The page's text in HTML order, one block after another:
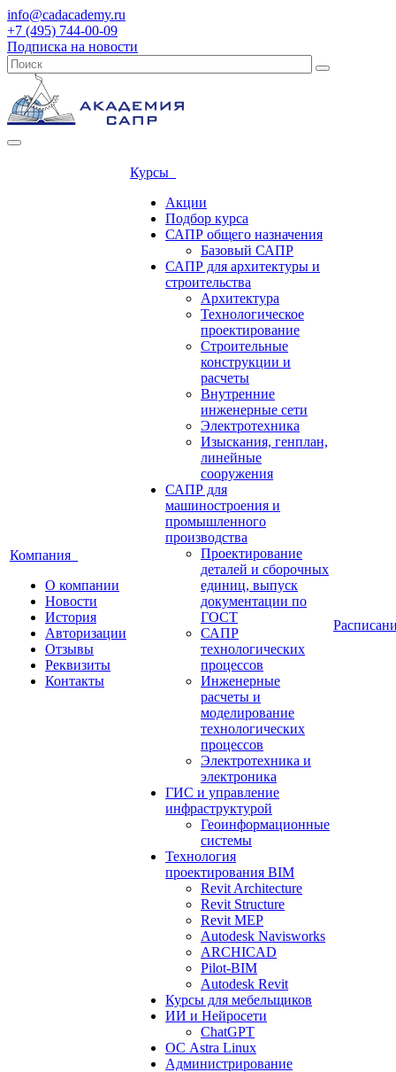
info@cadacademy.ru
+7 (495) 744-00-09
Подписка на новости
Компания
О компании
Новости
История
Авторизации
Отзывы
Реквизиты
Контакты
Курсы
Акции
Подбор курса
САПР общего назначения
Базовый САПР
САПР для архитектуры и
строительства
Архитектура
Технологическое
проектирование
Строительные
конструкции и
расчеты
Внутренние
инженерные сети
Электротехника
Изыскания, генплан,
линейные
сооружения
САПР для
машиностроения и
промышленного
производства
Проектирование
деталей и сборочных
единиц, выпуск
документации по
ГОСТ
САПР
технологических
процессов
Инженерные
расчеты и
моделирование
технологических
процессов
Электротехника и
электроника
ГИС и управление
инфраструктурой
Геоинформационные
системы
Технология
проектирования BIM
Revit Architecture
Revit Structure
Revit MEP
Autodesk Navisworks
ARCHICAD
Pilot-BIM
Autodesk Revit
Курсы для мебельщиков
ИИ и Нейросети
ChatGPT
ОС Astra Linux
Администрирование